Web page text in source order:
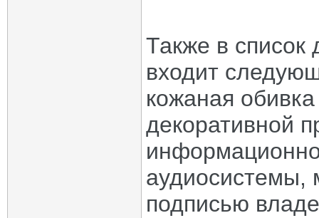
Также в список
входит
кожаная
декоративной
аудиосистемы,
подписью